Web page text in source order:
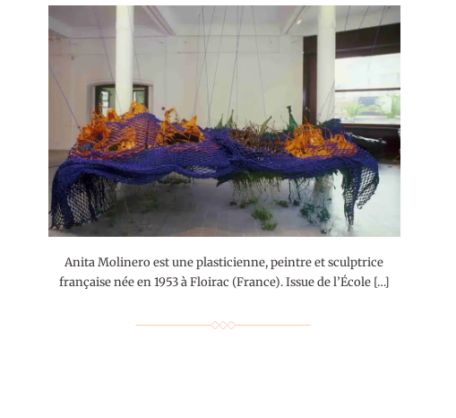
Anita Molinero est une plasticienne, peintre et sculptrice
française née en 1953 à Floirac (France). Issue de l’École […]